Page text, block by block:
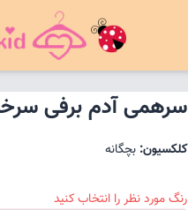
سرهمی آدم برفی
کلکسیون: بچگانه
رنگ مورد نظر را انتخاب کنید